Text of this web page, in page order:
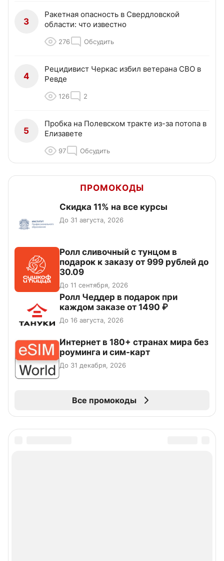
3
Ракетная опасность в Свердловской
области: что известно
276 Обсудить
4
Рецидивист Черкас избил ветерана СВО в
Ревде
126 2
5
Пробка на Полевском тракте из-за потопа в
Елизавете
97 Обсудить
ПРОМОКОДЫ
Скидка 11% на все курсы
До 31 августа, 2026
Ролл сливочный с тунцом в
подарок к заказу от 999 рублей до
30.09
До 11 сентября, 2026
Ролл Чеддер в подарок при
каждом заказе от 1490 ₽
До 16 августа, 2026
Интернет в 180+ странах мира без
роуминга и сим-карт
До 31 декабря, 2026
Все промокоды